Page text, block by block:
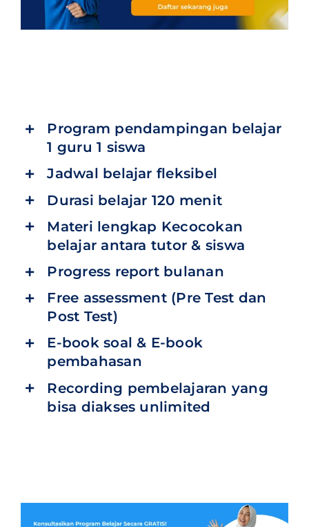
Program pendampingan belajar
1 guru 1 siswa
Jadwal belajar fleksibel
Durasi belajar 120 menit
Materi lengkap Kecocokan
belajar antara tutor & siswa
Progress report bulanan
Free assessment (Pre Test dan
Post Test)
E-book soal & E-book
pembahasan
Recording pembelajaran yang
bisa diakses unlimited